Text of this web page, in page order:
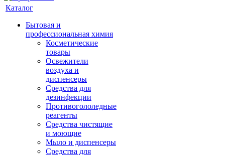
Каталог
Бытовая и
профессиональная химия
Косметические
товары
Освежители
воздуха и
диспенсеры
Средства для
дезинфекции
Противогололедные
реагенты
Средства чистящие
и моющие
Мыло и диспенсеры
Средства для